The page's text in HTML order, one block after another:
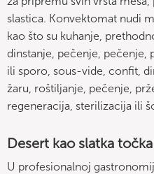
slastica. Konvektomat nudi
kao što su kuhanje,
dinstanje, pečenje, pečenje,
ili sporo, sous-vide, confit,
žaru, roštiljanje, pečenje,
regeneracija, sterilizacija ili
Desert kao slatka točka
U profesionalnoj